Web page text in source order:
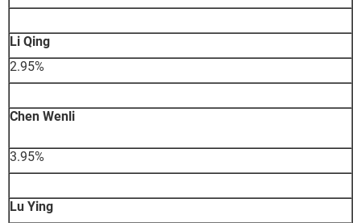
Li Qing
2.95%
Chen Wenli
3.95%
Lu Ying